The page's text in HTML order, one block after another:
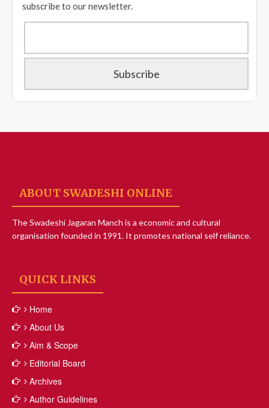
subscribe to our newsletter.
ABOUT SWADESHI ONLINE
The Swadeshi Jagaran Manch is a economic and cultural
organisation founded in 1991. It promotes national self reliance.
QUICK LINKS
Home
About Us
Aim & Scope
Editorial Board
Archives
Author Guidelines